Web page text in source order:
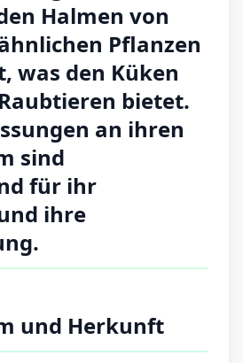
Halmen von
Pflanzen
was den Küken
bietet.
an ihren
sind
für ihr
ihre
und Herkunft